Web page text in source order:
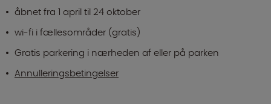
åbnet fra 1 april til 24 oktober
wi-fi i fællesområder (gratis)
Gratis parkering i nærheden af eller på parken
Annulleringsbetingelser